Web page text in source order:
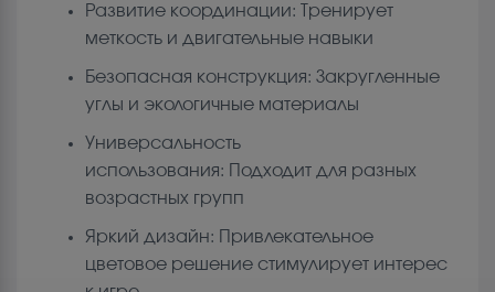
Развитие координации: Тренирует
меткость и двигательные навыки
Безопасная конструкция: Закругленные
углы и экологичные материалы
Универсальность
использования: Подходит для разных
возрастных групп
Яркий дизайн: Привлекательное
цветовое решение стимулирует интерес